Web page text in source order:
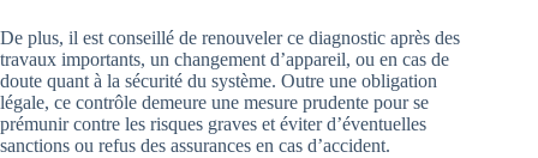
De plus, il est conseillé de renouveler ce diagnostic après des
travaux importants, un changement d’appareil, ou en cas de
doute quant à la sécurité du système. Outre une obligation
légale, ce contrôle demeure une mesure prudente pour se
prémunir contre les risques graves et éviter d’éventuelles
sanctions ou refus des assurances en cas d’accident.